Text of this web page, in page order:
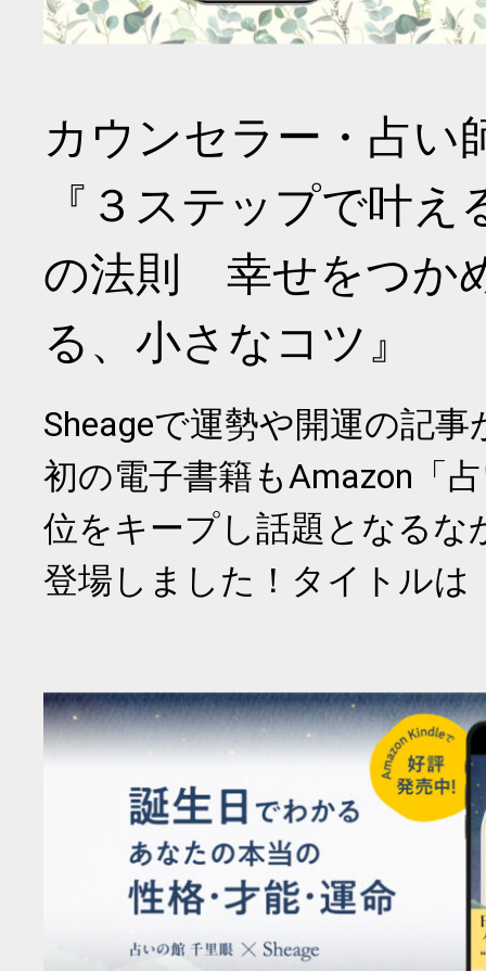
カウンセラー・占い
『３ステップで叶
の法則 幸せをつか
る、小さなコツ』
Sheageで運勢や開運の記
初の電子書籍もAmazon「
位をキープし話題となるな
登場しました！タイトルは